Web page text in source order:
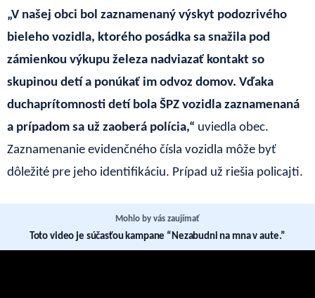
„V našej obci bol zaznamenaný výskyt podozrivého
bieleho vozidla, ktorého posádka sa snažila pod
zámienkou výkupu železa nadviazať kontakt so
skupinou detí a ponúkať im odvoz domov. Vďaka
duchaprítomnosti detí bola ŠPZ vozidla zaznamenaná
a prípadom sa už zaoberá polícia,“ uviedla obec.
Zaznamenanie evidenčného čísla vozidla môže byť
dôležité pre jeho identifikáciu. Prípad už riešia policajti.
Mohlo by vás zaujímať
Toto video je súčasťou kampane “Nezabudni na mna v aute.”